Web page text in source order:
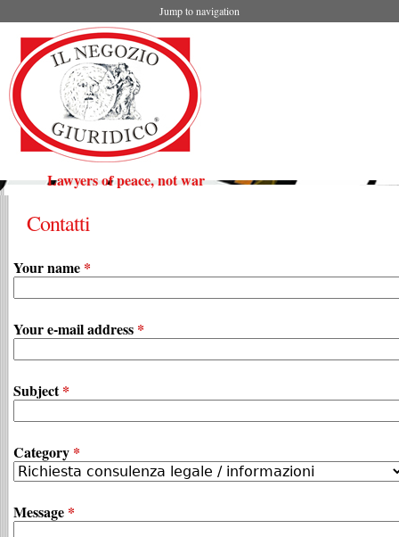
Jump to navigation
Lawyers of peace, not war
Contatti
Your name *
Your e-mail address *
Subject*
Category *
Message *